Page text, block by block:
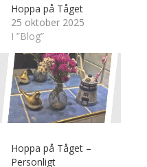
Hoppa på Tåget
25 oktober 2025
I ”Blog”
Hoppa på Tåget –
Personligt